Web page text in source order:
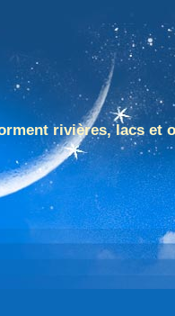
rivières, lacs et